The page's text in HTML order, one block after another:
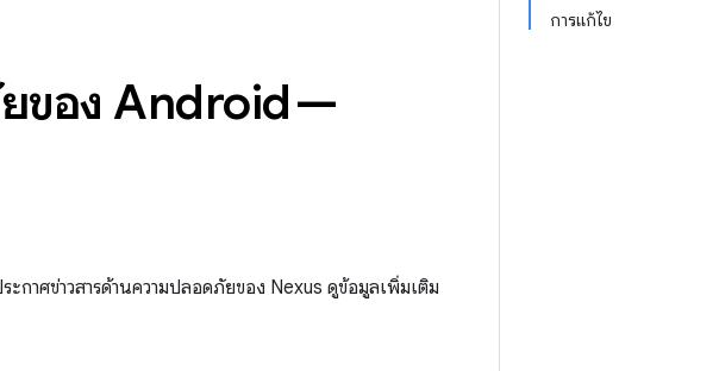
การแก้ไข
ของ Android —
าศข่าวสารด้านความปลอดภัยของ Nexus ดูข้อมูลเพิ่มเติม